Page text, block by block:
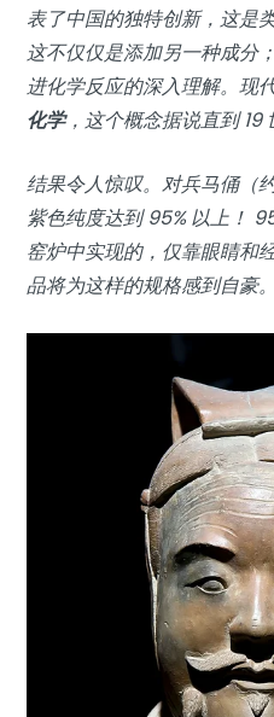
表了中国的独特创新，这是
这不仅仅是添加另一种成分
进化学反应的深入理解。现
化学，这个概念据说直到 19
结果令人惊叹。对兵马俑（
紫色纯度达到 95% 以上！
窑炉中实现的，仅靠眼睛和
品将为这样的规格感到自豪。